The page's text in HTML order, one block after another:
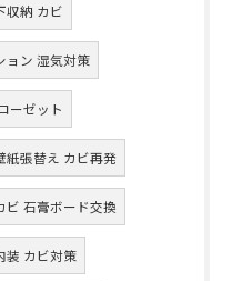
収納 カビ
ョン 湿気対策
ーゼット
紙張替え カビ再発
ビ 石膏ボード交換
装 カビ対策